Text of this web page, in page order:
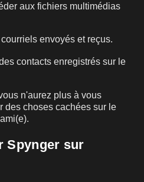
aux fichiers multimédias
envoyés et reçus.
contacts enregistrés sur le
n'aurez plus à vous
des choses cachées sur le
Spynger sur